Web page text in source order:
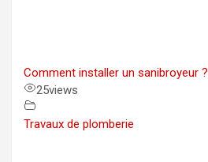
Comment installer un sanibroyeur ?
25views
Travaux de plomberie